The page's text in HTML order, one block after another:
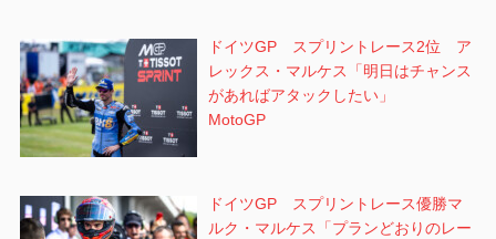
ドイツGP スプリントレース2位 ア
レックス・マルケス「明日はチャンス
があればアタックしたい」
MotoGP
ドイツGP スプリントレース優勝マ
ルク・マルケス「プランどおりのレー